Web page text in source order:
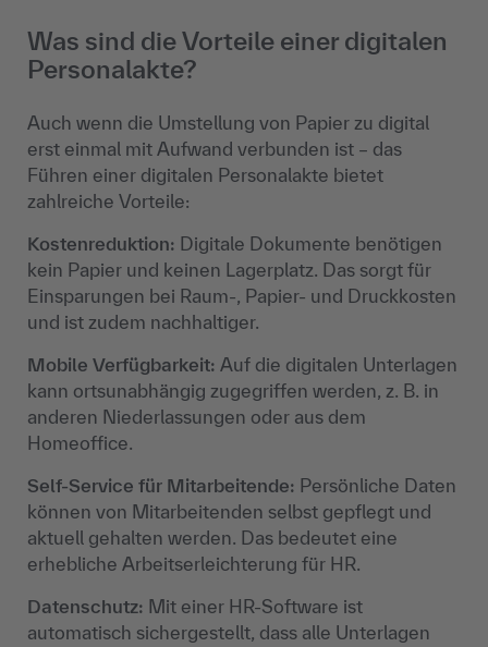
Was sind die Vorteile einer digitalen
Personalakte?
Auch wenn die Umstellung von Papier zu digital
erst einmal mit Aufwand verbunden ist – das
Führen einer digitalen Personalakte bietet
zahlreiche Vorteile:
Kostenreduktion: Digitale Dokumente benötigen
kein Papier und keinen Lagerplatz. Das sorgt für
Einsparungen bei Raum-, Papier- und Druckkosten
und ist zudem nachhaltiger.
Mobile Verfügbarkeit: Auf die digitalen Unterlagen
kann ortsunabhängig zugegriffen werden, z. B. in
anderen Niederlassungen oder aus dem
Homeoffice.
Self-Service für Mitarbeitende: Persönliche Daten
können von Mitarbeitenden selbst gepflegt und
aktuell gehalten werden. Das bedeutet eine
erhebliche Arbeitserleichterung für HR.
Datenschutz: Mit einer HR-Software ist
automatisch sichergestellt, dass alle Unterlagen